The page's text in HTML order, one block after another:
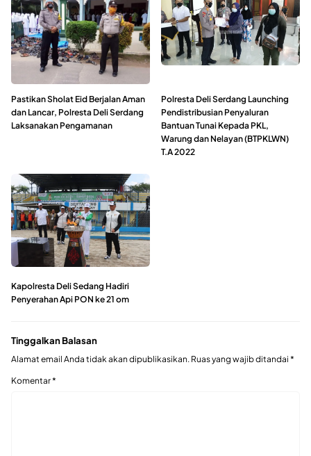
Pastikan Sholat Eid Berjalan Aman
dan Lancar, Polresta Deli Serdang
Laksanakan Pengamanan
Polresta Deli Serdang Launching
Pendistribusian Penyaluran
Bantuan Tunai Kepada PKL,
Warung dan Nelayan (BTPKLWN)
T.A 2022
Kapolresta Deli Sedang Hadiri
Penyerahan Api PON ke 21 om
Tinggalkan Balasan
Alamat email Anda tidak akan dipublikasikan. Ruas yang wajib ditandai *
Komentar*